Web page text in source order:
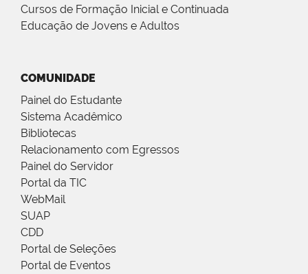
Cursos de Formação Inicial e Continuada
Educação de Jovens e Adultos
COMUNIDADE
Painel do Estudante
Sistema Acadêmico
Bibliotecas
Relacionamento com Egressos
Painel do Servidor
Portal da TIC
WebMail
SUAP
CDD
Portal de Seleções
Portal de Eventos